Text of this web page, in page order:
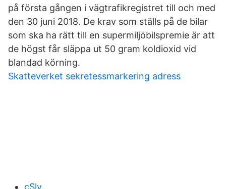
på första gången i vägtrafikregistret till och med
den 30 juni 2018. De krav som ställs på de bilar
som ska ha rätt till en supermiljöbilspremie är att
de högst får släppa ut 50 gram koldioxid vid
blandad körning.
Skatteverket sekretessmarkering adress
cSlv